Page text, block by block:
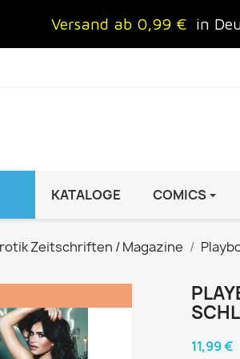
Versand ab 0,99 € in
Special
FRAUEN
Cosmopolitan
freundin
KATALOGE COMICS
Zeitschriften / Magazine
11,99 €